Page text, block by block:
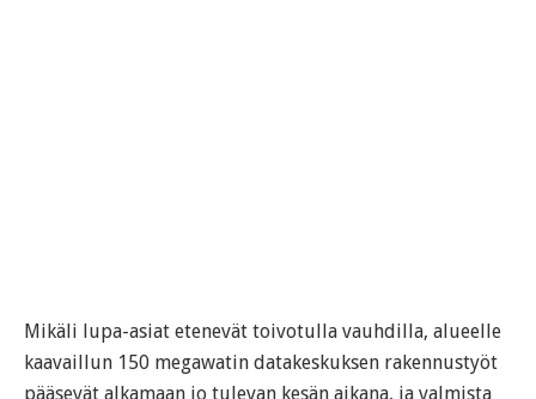
Mikäli lupa-asiat etenevät toivotulla vauhdilla, alueelle
kaavaillun 150 megawatin datakeskuksen rakennustyöt
pääsevät alkamaan jo tulevan kesän aikana, ja valmista